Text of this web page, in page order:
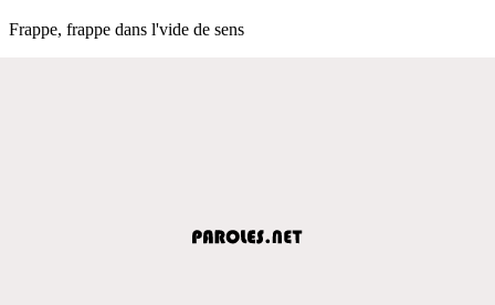
Frappe, frappe dans l'vide de sens